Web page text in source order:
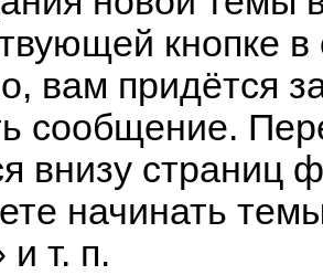
кнопке
вам придётся
сообщение.
внизу
начинать
и т. п.